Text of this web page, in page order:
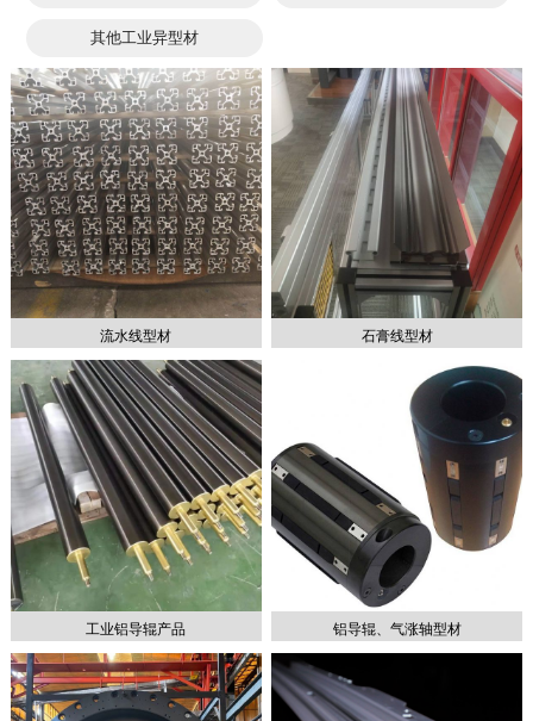
1 2
其他工业异型材
流水线型材 石膏线型材
工业铝导辊产品 铝导辊、气涨轴型材